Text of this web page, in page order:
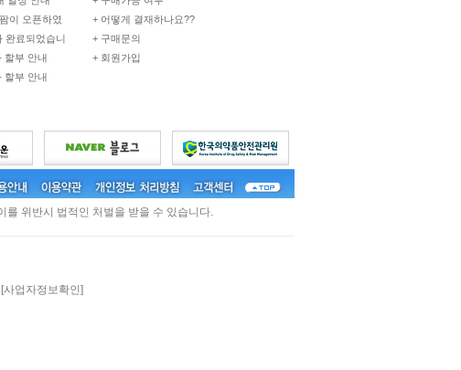
이 오픈하였
완료되었습니
할부 안내
할부 안내
+ 어떻게 결재하나요??
+ 구매문의
+ 회원가입
위반시 법적인 처벌을 받을 수 있습니다.
[사업자정보확인]